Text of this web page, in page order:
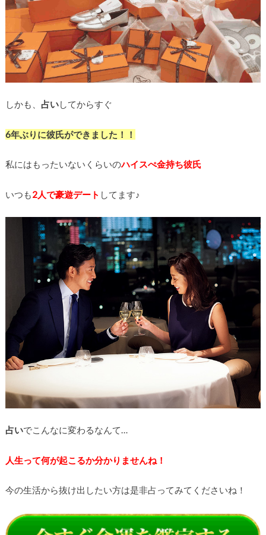
しかも、 占いしてからすぐ
6年ぶりに彼氏ができました！！
私にはもったいないくらいのハイスぺ金持ち彼氏
いつも2人で豪遊デート してます♪
占いでこんなに変わるなんて…
人生って何が起こるか分かりませんね！
今の生活から抜け出したい方は是非占ってみてくださいね！